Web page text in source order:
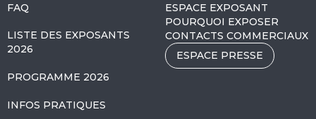
FAQ
LISTE DES EXPOSANTS
2026
PROGRAMME 2026
INFOS PRATIQUES
ESPACE EXPOSANT
POURQUOI EXPOSER
CONTACTS COMMERCIAUX
ESPACE PRESSE